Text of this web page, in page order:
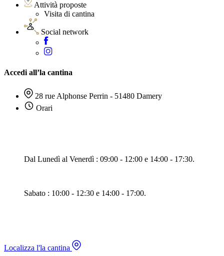
Attività proposte
Visita di cantina
Social network
Accedi all’la cantina
28 rue Alphonse Perrin - 51480 Damery
Orari
Dal Lunedì al Venerdì : 09:00 - 12:00 e 14:00 - 17:30.
Sabato : 10:00 - 12:30 e 14:00 - 17:00.
Localizza l'la cantina